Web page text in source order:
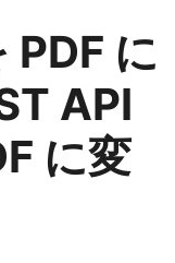
PDF に
API
に変